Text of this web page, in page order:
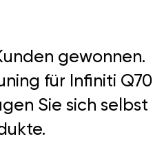
gewonnen.
für Infiniti Q70
Sie sich selbst